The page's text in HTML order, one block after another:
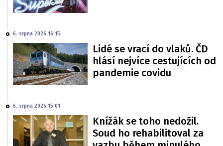
6. srpna 2026 16:15
Lidé se vrací do vlaků. ČD
hlásí nejvíce cestujících od
pandemie covidu
6. srpna 2026 15:01
Knížák se toho nedožil.
Soud ho rehabilitoval za